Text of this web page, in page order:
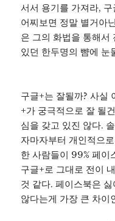
서서 용기를 가져라,
어찌보면 정말 별거아
은 그의 화법을 통해서
있던 한두명의 뺨에 눈
구글+는 잘될까? 사실
+가 궁극적으로 잘 될
심을 갖고 있진 않다.
자마자부터 개인적으
한 사람들이 99% 페이
구글+로 그대로 전이
것 같다. 페이스북은
않다는게 가장 큰 차이